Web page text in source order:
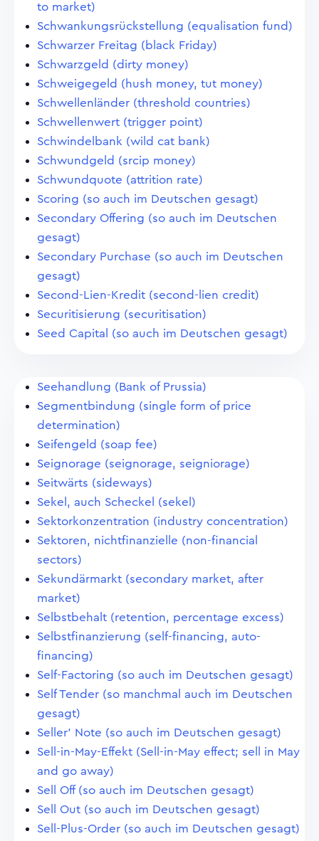
to market)
Schwankungsrückstellung (equalisation fund)
Schwarzer Freitag (black Friday)
Schwarzgeld (dirty money)
Schweigegeld (hush money, tut money)
Schwellenländer (threshold countries)
Schwellenwert (trigger point)
Schwindelbank (wild cat bank)
Schwundgeld (srcip money)
Schwundquote (attrition rate)
Scoring (so auch im Deutschen gesagt)
Secondary Offering (so auch im Deutschen
gesagt)
Secondary Purchase (so auch im Deutschen
gesagt)
Second-Lien-Kredit (second-lien credit)
Securitisierung (securitisation)
Seed Capital (so auch im Deutschen gesagt)
Seehandlung (Bank of Prussia)
Segmentbindung (single form of price
determination)
Seifengeld (soap fee)
Seignorage (seignorage, seigniorage)
Seitwärts (sideways)
Sekel, auch Scheckel (sekel)
Sektorkonzentration (industry concentration)
Sektoren, nichtfinanzielle (non-financial
sectors)
Sekundärmarkt (secondary market, after
market)
Selbstbehalt (retention, percentage excess)
Selbstfinanzierung (self-financing, auto-
financing)
Self-Factoring (so auch im Deutschen gesagt)
Self Tender (so manchmal auch im Deutschen
gesagt)
Seller' Note (so auch im Deutschen gesagt)
Sell-in-May-Effekt (Sell-in-May effect; sell in May
and go away)
Sell Off (so auch im Deutschen gesagt)
Sell Out (so auch im Deutschen gesagt)
Sell-Plus-Order (so auch im Deutschen gesagt)